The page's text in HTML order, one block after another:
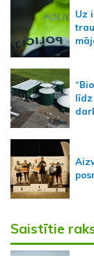
Uz
līdz
Saistītie